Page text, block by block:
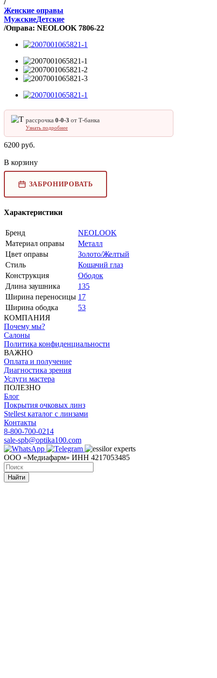
/
Женские оправы
МужскиеДетские
/Оправа: NEOLOOK 7806-22
рассрочка 0‑0‑3 от Т‑банка
Узнать подробнее
6200 руб.
В корзину
ЗАБРОНИРОВАТЬ
Характеристики
Бренд
NEOLOOK
Материал оправы
Металл
Цвет оправы
Золото/Желтый
Стиль
Кошачий глаз
Конструкция
Ободок
Длина заушника
135
Ширина переносицы 17
Ширина ободка
53
КОМПАНИЯ
Почему мы?
Салоны
Политика конфиденциальности
ВАЖНО
Оплата и получение
Диагностика зрения
Услуги мастера
ПОЛЕЗНО
Блог
Покрытия очковых линз
Stellest каталог с линзами
Контакты
8-800-700-0214
sale-spb@optika100.com
ООО «Медиафарм» ИНН 4217053485
Найти